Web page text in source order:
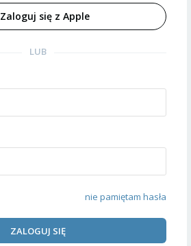
Zaloguj się z Apple
LUB
nie pamiętam hasła
ZALOGUJ SIĘ